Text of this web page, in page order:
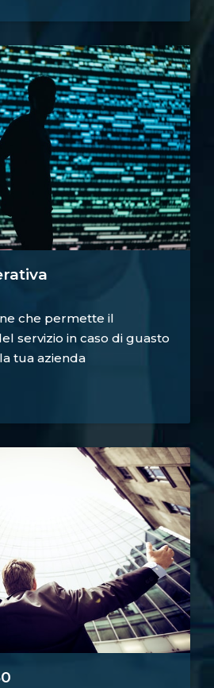
che permette il
servizio in caso di guasto
tua azienda